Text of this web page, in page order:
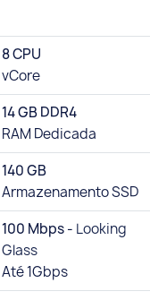
8 CPU
vCore
14 GB DDR4
RAM Dedicada
140 GB
Armazenamento SSD
100 Mbps - Looking
Glass
Até 1Gbps